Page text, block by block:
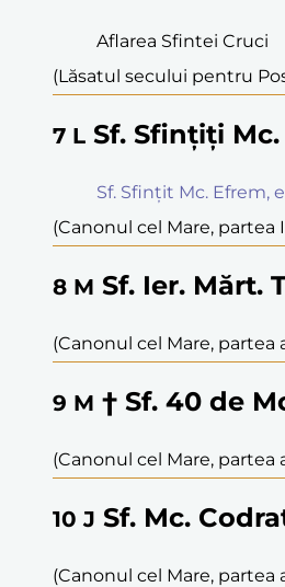
Aflarea Sfintei Cruci
(Lăsatul secului pentru
7 L Sf. Sfințiți
Sf. Sfințit Mc. Efrem,
(Canonul cel Mare,
8 M Sf. Ier. Mărt.
(Canonul cel Mare, partea
9 M † Sf. 40 de
(Canonul cel Mare, partea
10 J Sf. Mc.
(Canonul cel Mare, partea